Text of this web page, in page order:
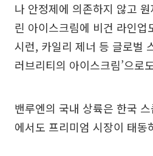
나 안정제에 의존하지 않고
린 아이스크림에 비건 라인업
시런, 카일리 제너 등 글로벌
러브리티의 아이스크림’으로
밴루엔의 국내 상륙은 한국
에서도 프리미엄 시장이 태동